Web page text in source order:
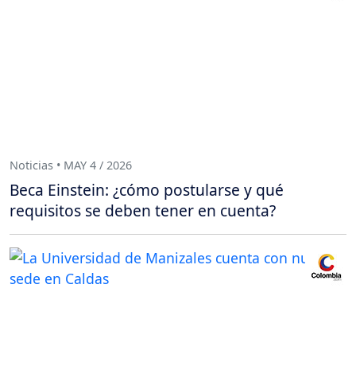
Noticias • MAY 4 / 2026
Beca Einstein: ¿cómo postularse y qué
requisitos se deben tener en cuenta?